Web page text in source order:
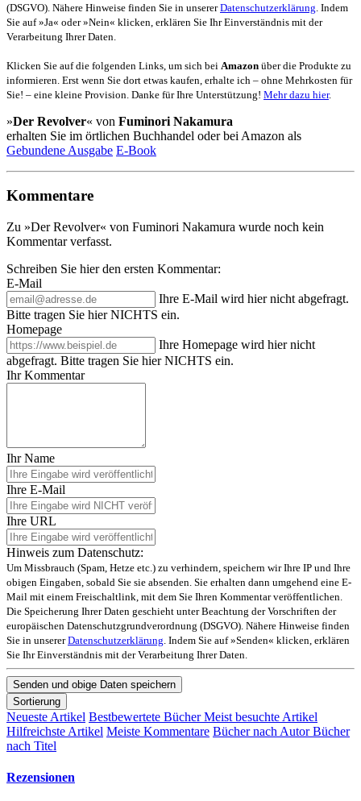
(DSGVO). Nähere Hinweise finden Sie in unsererDatenschutzerklärung . Indem
Sie auf »Ja« oder »Nein« klicken, erklären Sie Ihr Einverständnis mit der
Verarbeitung Ihrer Daten.
Klicken Sie auf die folgenden Links, um sich bei Amazon über die Produkte zu
informieren. Erst wenn Sie dort etwas kaufen, erhalte ich – ohne Mehrkosten für
Sie! – eine kleine Provision. Danke für Ihre Unterstützung! Mehr dazu hier.
»Der Revolver« von Fuminori Nakamura
erhalten Sie im örtlichen Buchhandel oder bei Amazon als
Gebundene Ausgabe E-Book
Kommentare
Zu »Der Revolver« von Fuminori Nakamura wurde noch kein
Kommentar verfasst.
Schreiben Sie hier den ersten Kommentar:
E-Mail
Ihre E-Mail wird hier nicht abgefragt.
Bitte tragen Sie hier NICHTS ein.
Homepage
Ihre Homepage wird hier nicht
abgefragt. Bitte tragen Sie hier NICHTS ein.
Ihr Kommentar
Ihr Name
Ihre E-Mail
Ihre URL
Hinweis zum Datenschutz:
Um Missbrauch (Spam, Hetze etc.) zu verhindern, speichern wir Ihre IP und Ihre
obigen Eingaben, sobald Sie sie absenden. Sie erhalten dann umgehend eine E-
Mail mit einem Freischaltlink, mit dem Sie Ihren Kommentar veröffentlichen.
Die Speicherung Ihrer Daten geschieht unter Beachtung der Vorschriften der
europäischen Datenschutzgrundverordnung (DSGVO). Nähere Hinweise finden
Sie in unsererDatenschutzerklärung . Indem Sie auf »Senden« klicken, erklären
Sie Ihr Einverständnis mit der Verarbeitung Ihrer Daten.
Sortierung
Neueste Artikel Bestbewertete BücherMeist besuchte Artikel
Hilfreichste Artikel Meiste Kommentare Bücher nach AutorBücher
nach Titel
Rezensionen